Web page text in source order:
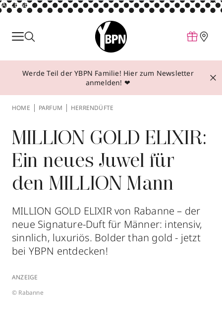
ANZEIGE
Parfum
Make-up
Behandlungen
Über YBPN
Aktionen
Storefinder
Werde Teil der YBPN Familie! Hier zum Newsletter
anmelden! ❤
HOME PARFUM HERRENDÜFTE
MILLION GOLD ELIXIR:
Ein neues Juwel für
den MILLION Mann
MILLION GOLD ELIXIR von Rabanne – der
neue Signature-Duft für Männer: intensiv,
sinnlich, luxuriös. Bolder than gold - jetzt
bei YBPN entdecken!
ANZEIGE
© Rabanne